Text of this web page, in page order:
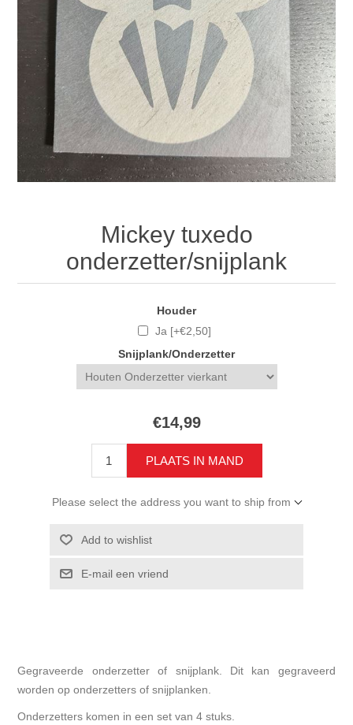
Mickey tuxedo
onderzetter/snijplank
Houder
Ja [+€2,50]
Snijplank/Onderzetter
€14,99
Please select the address you want to ship from
Gegraveerde onderzetter of snijplank. Dit kan gegraveerd
worden op onderzetters of snijplanken.
Onderzetters komen in een set van 4 stuks.